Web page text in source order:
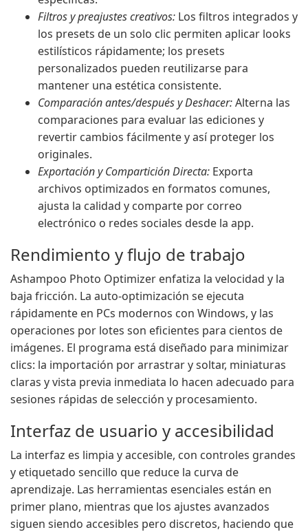
Filtros y preajustes creativos: Los filtros integrados y
los presets de un solo clic permiten aplicar looks
estilísticos rápidamente; los presets
personalizados pueden reutilizarse para
mantener una estética consistente.
Comparación antes/después y Deshacer:Alterna las
comparaciones para evaluar las ediciones y
revertir cambios fácilmente y así proteger los
originales.
Exportación y Compartición Directa: Exporta
archivos optimizados en formatos comunes,
ajusta la calidad y comparte por correo
electrónico o redes sociales desde la app.
Rendimiento y flujo de trabajo
Ashampoo Photo Optimizer enfatiza la velocidad y la
baja fricción. La auto-optimización se ejecuta
rápidamente en PCs modernos con Windows, y las
operaciones por lotes son eficientes para cientos de
imágenes. El programa está diseñado para minimizar
clics: la importación por arrastrar y soltar, miniaturas
claras y vista previa inmediata lo hacen adecuado para
sesiones rápidas de selección y procesamiento.
Interfaz de usuario y accesibilidad
La interfaz es limpia y accesible, con controles grandes
y etiquetado sencillo que reduce la curva de
aprendizaje. Las herramientas esenciales están en
primer plano, mientras que los ajustes avanzados
siguen siendo accesibles pero discretos, haciendo que